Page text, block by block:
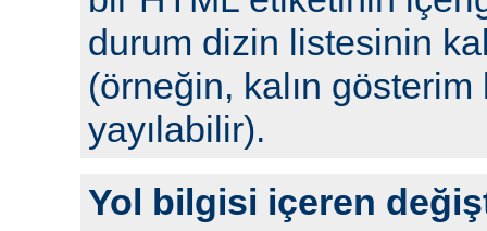
durum dizin listesinin
(örneğin, kalın
yayılabilir).
Yol bilgisi içeren